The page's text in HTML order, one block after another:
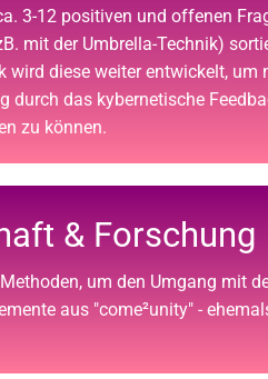
3-12 positiven und offenen
mit der Umbrella-Technik)
wird diese weiter entwickelt, um
durch das kybernetische
zu können.
& Forschung
um den Umgang mit
aus "come²unity" -